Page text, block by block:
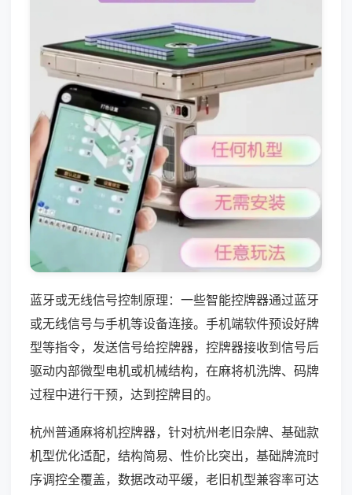
蓝牙或无线信号控制原理：一些智能控牌器通过蓝牙
或无线信号与手机等设备连接。手机端软件预设好牌
型等指令，发送信号给控牌器，控牌器接收到信号后
驱动内部微型电机或机械结构，在麻将机洗牌、码牌
过程中进行干预，达到控牌目的。
杭州普通麻将机控牌器，针对杭州老旧杂牌、基础款
机型优化适配，结构简易、性价比突出，基础牌流时
序调控全覆盖，数据改动平缓，老旧机型兼容率可达